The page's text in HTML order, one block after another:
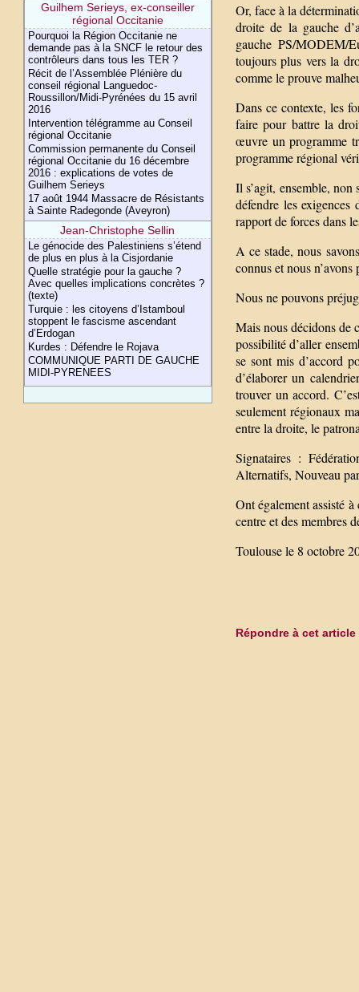
Guilhem Serieys, ex-conseiller
régional Occitanie
Pourquoi la Région Occitanie ne
demande pas à la SNCF le retour des
contrôleurs dans tous les TER ?
Récit de l’Assemblée Plénière du
conseil régional Languedoc-
Roussillon/Midi-Pyrénées du 15 avril
2016
Intervention télégramme au Conseil
régional Occitanie
Commission permanente du Conseil
régional Occitanie du 16 décembre
2016 : explications de votes de
Guilhem Serieys
17 août 1944 Massacre de Résistants
à Sainte Radegonde (Aveyron)
Jean-Christophe Sellin
Le génocide des Palestiniens s’étend
de plus en plus à la Cisjordanie
Quelle stratégie pour la gauche ?
Avec quelles implications concrètes ?
(texte)
Turquie : les citoyens d’Istamboul
stoppent le fascisme ascendant
d’Erdogan
Kurdes : Défendre le Rojava
COMMUNIQUE PARTI DE GAUCHE
MIDI-PYRENEES
Or, face à la
droite de la gauche
gauche PS/MODEM/
toujours plus vers la
comme le prouve
Dans ce contexte, les
faire pour battre la
œuvre un programme
programme régional
Il s’agit, ensemble,
défendre les
rapport de forces dans
A ce stade, nous
connus et nous
Nous ne pouvons
Mais nous décidons de
possibilité d’aller
se sont mis d’accord
d’élaborer un
trouver un accord.
seulement régionaux
entre la droite, le
Signataires :
Alternatifs, Nouveau
Ont également assisté
centre et des membres
Toulouse le 8 octobre
Répondre à cet article